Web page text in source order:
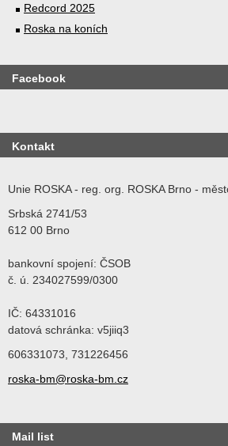
Redcord 2025
Roska na koních
Facebook
Kontakt
Unie ROSKA - reg. org. ROSKA Brno -
Srbská 2741/53
612 00 Brno
bankovní spojení: ČSOB
č. ú. 234027599/0300
IČ: 64331016
datová schránka: v5jiiq3
606331073, 731226456
roska-bm@roska-bm.cz
Mail list